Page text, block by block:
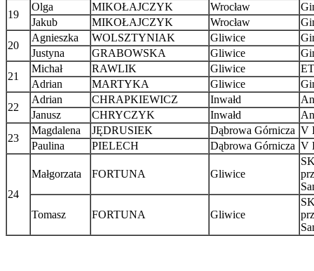
19
Olga MIKOŁAJCZYK Wrocław
Jakub
MIKOŁAJCZYK Wrocław
20
Agnieszka WOLSZTYNIAK Gliwice
Justyna
GRABOWSKA Gliwice
21
Michał RAWLIK Gliwice
Adrian
MARTYKA Gliwice
22
Adrian CHRAPKIEWICZ Inwałd
Janusz
CHRYCZYK Inwałd
23
Magdalena JĘDRUSIEK Dąbrowa Górnicza V
Paulina
PIELECH Dąbrowa Górnicza V
24
Małgorzata FORTUNA Gliwice
Tomasz FORTUNA Gliwice